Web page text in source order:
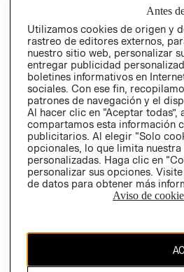
Chile ($)
Antes
Utilizamos cookies de origen y
rastreo de editores externos,
nuestro sitio web, personalizar
entregar publicidad
boletines informativos en
sociales. Con ese fin,
patrones de navegación y el
Al hacer clic en “Aceptar
compartamos esta información
publicitarios. Al elegir “Solo
opcionales, lo que limita
personalizadas. Haga clic en
personalizar sus opciones.
de datos para obtener más
Aviso de